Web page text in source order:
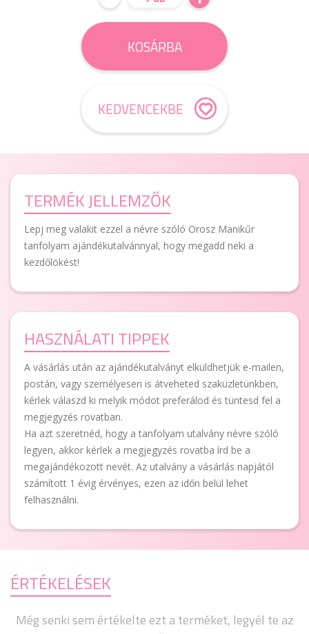
KOSÁRBA
KEDVENCEKBE
TERMÉK JELLEMZŐK
Lepj meg valakit ezzel a névre szóló Orosz Manikűr
tanfolyam ajándékutalvánnyal, hogy megadd neki a
kezdőlökést!
HASZNÁLATI TIPPEK
A vásárlás után az ajándékutalványt elküldhetjük e-mailen,
postán, vagy személyesen is átveheted szaküzletünkben,
kérlek válaszd ki melyik módot preferálod és tüntesd fel a
megjegyzés rovatban.
Ha azt szeretnéd, hogy a tanfolyam utalvány névre szóló
legyen, akkor kérlek a megjegyzés rovatba írd be a
megajándékozott nevét. Az utalvány a vásárlás napjától
számított 1 évig érvényes, ezen az időn belül lehet
felhasználni.
ÉRTÉKELÉSEK
Még senki sem értékelte ezt a terméket, legyél te az